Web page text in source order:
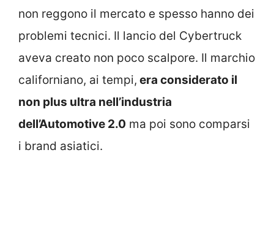
non reggono il mercato e spesso hanno dei
problemi tecnici. Il lancio del Cybertruck
aveva creato non poco scalpore. Il marchio
californiano, ai tempi, era considerato il
non plus ultra nell’industria
dell’Automotive 2.0 ma poi sono comparsi
i brand asiatici.